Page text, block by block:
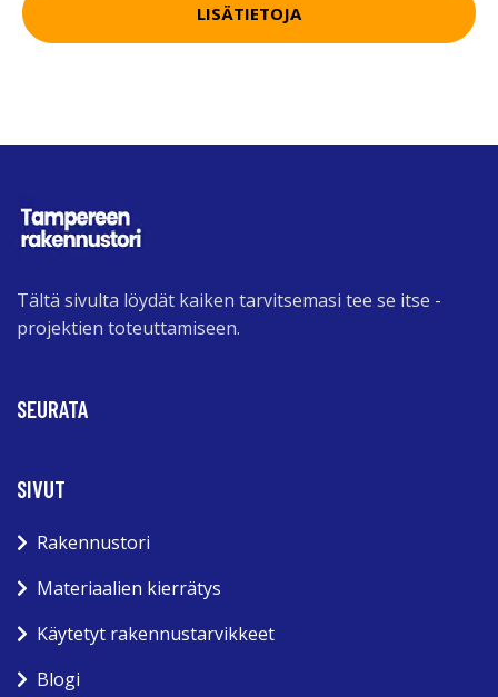
LISÄTIETOJA
Tältä sivulta löydät kaiken tarvitsemasi tee se itse -
projektien toteuttamiseen.
SEURATA
SIVUT
Rakennustori
Materiaalien kierrätys
Käytetyt rakennustarvikkeet
Blogi